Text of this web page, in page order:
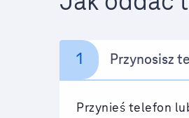
1 Przynosisz
Przynieś telefon